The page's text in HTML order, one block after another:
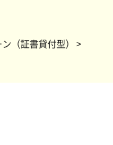
（証書貸付型） >